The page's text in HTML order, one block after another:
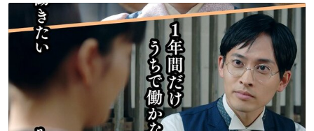
ト
数
数